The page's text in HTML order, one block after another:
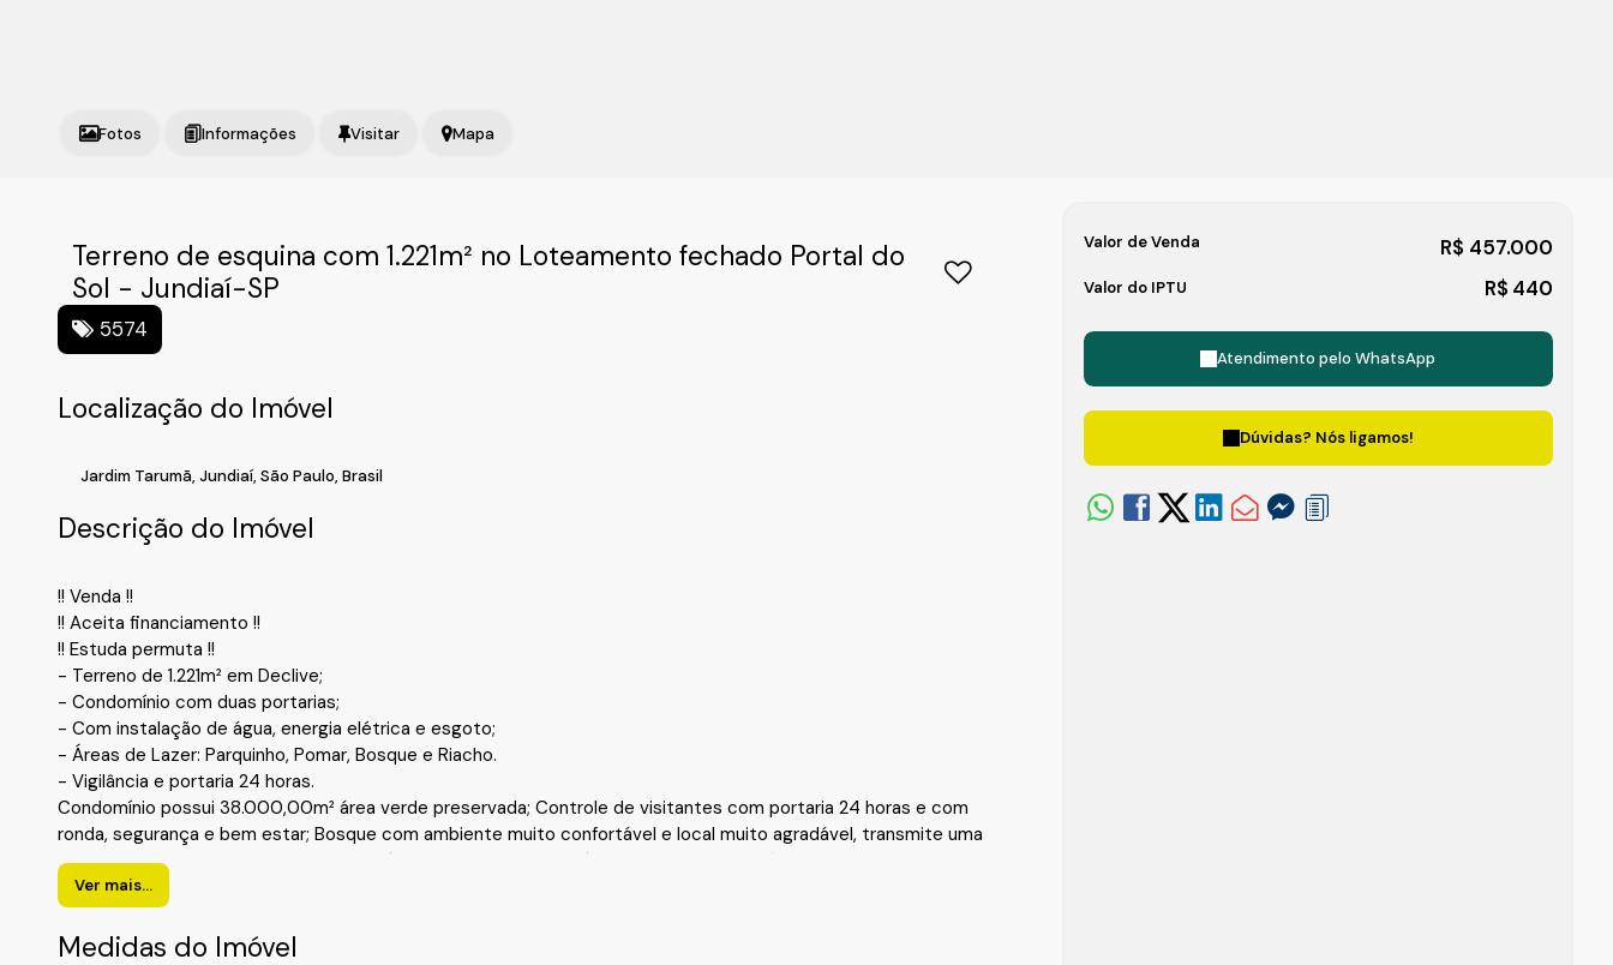
Fotos Mapa
Terreno de esquina com 1.221m² no Loteamento fechado Portal do
Sol - Jundiaí-SP
5574
Localização do Imóvel
Jardim Tarumã, Jundiaí, São Paulo, Brasil
Descrição do Imóvel
!! Venda !!
!! Aceita financiamento !!
!! Estuda permuta !!
- Terreno de 1.221m² em Declive;
- Condomínio com duas portarias;
- Com instalação de água, energia elétrica e esgoto;
- Áreas de Lazer: Parquinho, Pomar, Bosque e Riacho.
- Vigilância e portaria 24 horas.
Condomínio possui 38.000,00m² área verde preservada; Controle de visitantes com portaria 24 horas e com
ronda, segurança e bem estar; Bosque com ambiente muito confortável e local muito agradável, transmite uma
sensação maravilhosa de paz; Vista incrível da cidade de Jundiaí e da Serra do Japi. Próximo a tipos de comercios,
mercados, escolas, etc.
!! Localização !!
Bairro: Jardim Tarumã/ Caxambú;
Ver mais...
Medidas do Imóvel
R$ 457.000
Valor de Venda
Valor do IPTU R$ 440
Atendimento pelo WhatsApp
Dúvidas? Nós ligamos!